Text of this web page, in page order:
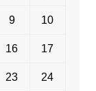
9 10
16 17
23 24